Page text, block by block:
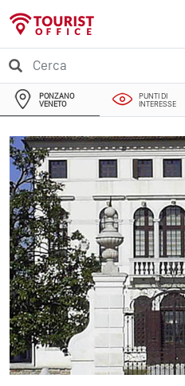
PONZANO
VENETO
PUNTI DI
INTERESSE